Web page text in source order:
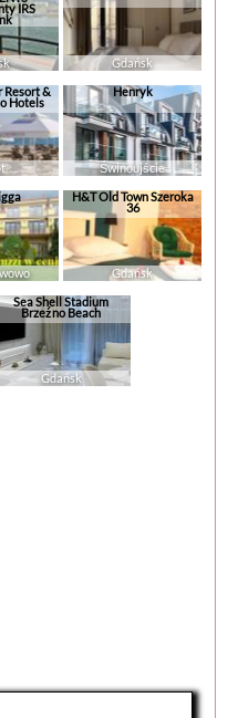
IRS
Gdańsk
Resort &
Hotels
Henryk
Świnoujście
H&T Old Town Szeroka
36
Gdańsk
Sea Shell Stadium
Brzeźno Beach
Gdańsk